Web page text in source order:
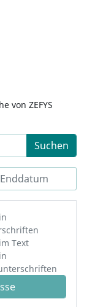
von ZEFYS
Suchen
Text